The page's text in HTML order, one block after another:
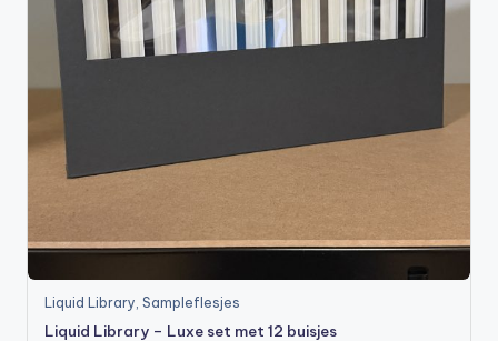
Liquid Library ,Sampleflesjes
Liquid Library – Luxe set met 12 buisjes